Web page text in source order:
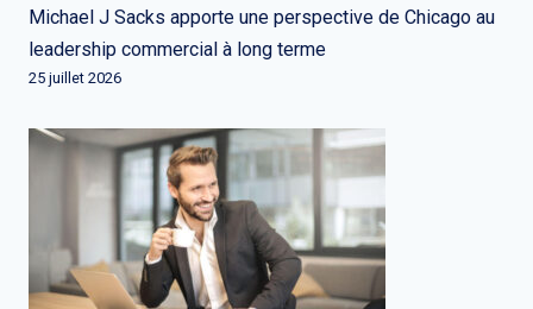
Michael J Sacks apporte une perspective de Chicago au
leadership commercial à long terme
25 juillet 2026